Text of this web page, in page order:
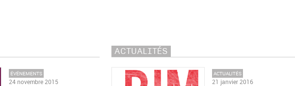
ÉVÉNEMENTS
24 novembre 2015
ACTUALITÉS
ACTUALITÉS
21 janvier 2016